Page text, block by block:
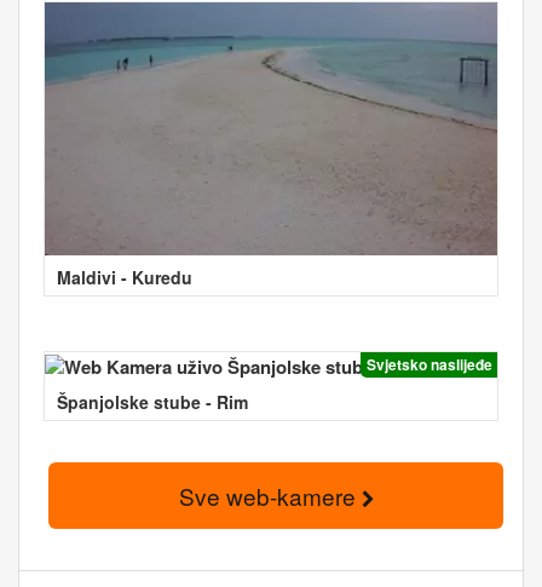
Maldivi - Kuredu
Svjetsko naslijeđe
Španjolske stube - Rim
Sve web-kamere